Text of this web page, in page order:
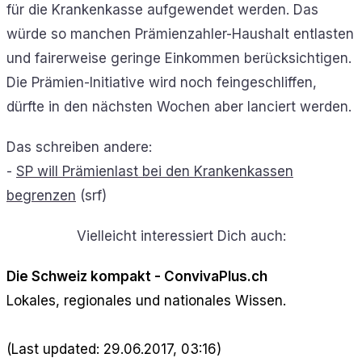
für die Krankenkasse aufgewendet werden. Das
würde so manchen Prämienzahler-Haushalt entlasten
und fairerweise geringe Einkommen berücksichtigen.
Die Prämien-Initiative wird noch feingeschliffen,
dürfte in den nächsten Wochen aber lanciert werden.
Das schreiben andere:
- SP will Prämienlast bei den Krankenkassen
begrenzen (srf)
Vielleicht interessiert Dich auch:
Die Schweiz kompakt - ConvivaPlus.ch
Lokales, regionales und nationales Wissen.
(Last updated: 29.06.2017, 03:16)